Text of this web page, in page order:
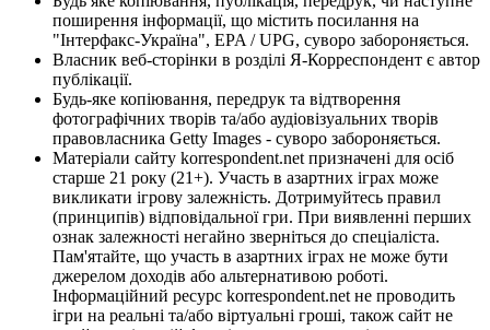
поширення інформації, що містить посилання на
"Інтерфакс-Україна", EPA / UPG, суворо забороняється.
Власник веб-сторінки в розділі Я-Корреспондент є автор
публікації.
Будь-яке копіювання, передрук та відтворення
фотографічних творів та/або аудіовізуальних творів
правовласника Getty Images - суворо забороняється.
Матеріали сайту korrespondent.net призначені для осіб
старше 21 року (21+). Участь в азартних іграх може
викликати ігрову залежність. Дотримуйтесь правил
(принципів) відповідальної гри. При виявленні перших
ознак залежності негайно зверніться до спеціаліста.
Пам'ятайте, що участь в азартних іграх не може бути
джерелом доходів або альтернативою роботі.
Інформаційний ресурс korrespondent.net не проводить
ігри на реальні та/або віртуальні гроші, також сайт не